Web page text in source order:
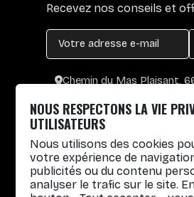
Recevez nos conseils et
Chemin du Mas Plaisant,
Lun. au Vend. : 8h30-12h30
Gobelets
Infos pratiques
NOUS RESPECTONS LA VIE
UTILISATEURS
Nous utilisons des cookies
votre expérience de
publicités ou du contenu
analyser le trafic sur le site.